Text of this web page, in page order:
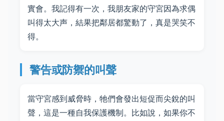
實會。我記得有一次，我朋友家的守宮因為求偶
叫得太大声，結果把鄰居都驚動了，真是哭笑不
得。
警告或防禦的叫聲
當守宮感到威脅時，牠們會發出短促而尖銳的叫
聲，這是一種自我保護機制。比如說，如果你不